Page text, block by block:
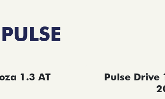
1.3 AT
Pulse Drive